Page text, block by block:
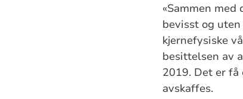
«Sammen
bevisst og
kjernefysiske
besittelsen av
2019. Det er få
avskaffes.